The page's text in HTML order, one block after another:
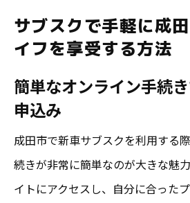
サブスクで手軽に成
イフを享受する方法
簡単なオンライン手続
申込み
成田市で新車サブスクを利用する
続きが非常に簡単なのが大きな魅
イトにアクセスし、自分に合った